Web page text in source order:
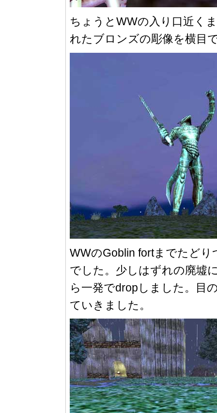
ちょうとWWの入り口近く
れたブロンズの彫像を横目
WWのGoblin fortまでたど
でした。少しはずれの廃墟
ら一発でdropしました。目
ていきました。